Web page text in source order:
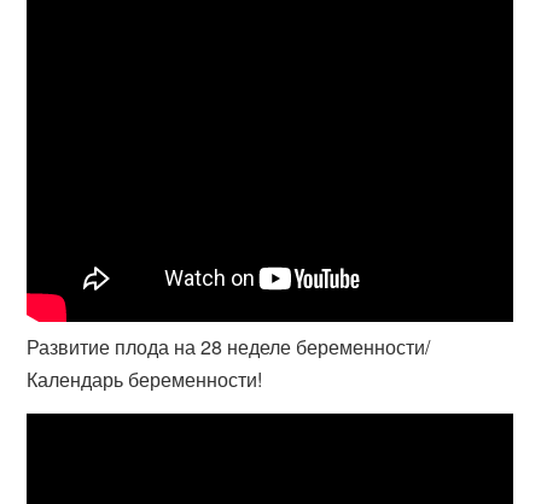
Развитие плода на 28 неделе беременности/
Календарь беременности!